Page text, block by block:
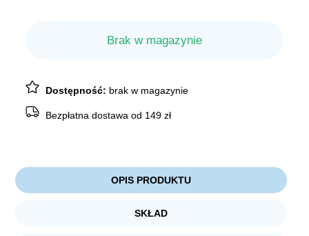
Brak w magazynie
Dostępność: brak w magazynie
Bezpłatna dostawa od 149 zł
OPIS PRODUKTU
SKŁAD